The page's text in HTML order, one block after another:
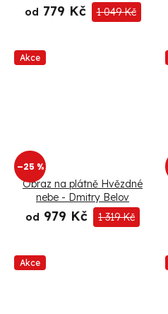
od 779 Kč 1 049 Kč
Akce
–25 %
Obraz na plátně Hvězdné
nebe - Dmitry Belov
od 979 Kč 1 319 Kč
Akce